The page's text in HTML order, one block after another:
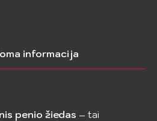
informacija
penio žiedas – tai